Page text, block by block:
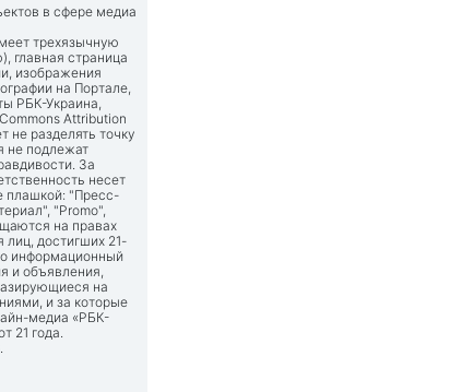
в сфере медиа
трехязычную
главная страница
изображения
на Портале,
РБК-Украина,
Attribution
не разделять точку
не подлежат
За
несет
плашкой: "Пресс-
"Promo",
на правах
лиц, достигших 21-
информационный
и объявления,
на
и за которые
медиа «РБК-
21 года.